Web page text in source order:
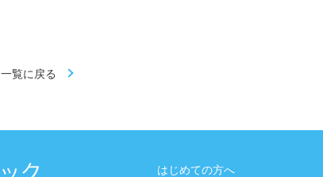
一覧に戻る
はじめての方へ